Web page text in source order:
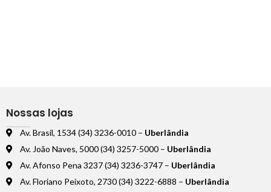
Nossas lojas
Av. Brasil, 1534 (34) 3236-0010 – Uberlândia
Av. João Naves, 5000 (34) 3257-5000 – Uberlândia
Av. Afonso Pena 3237 (34) 3236-3747 – Uberlândia
Av. Floriano Peixoto, 2730 (34) 3222-6888 – Uberlândia